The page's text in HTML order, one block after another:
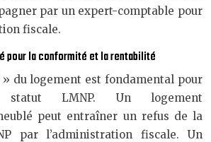
par un expert-comptable pour
fiscale.
pour la conformité et la rentabilité
» du logement est fondamental pour
LMNP. Un logement
peut entraîner un refus de la
par l’administration fiscale. Un